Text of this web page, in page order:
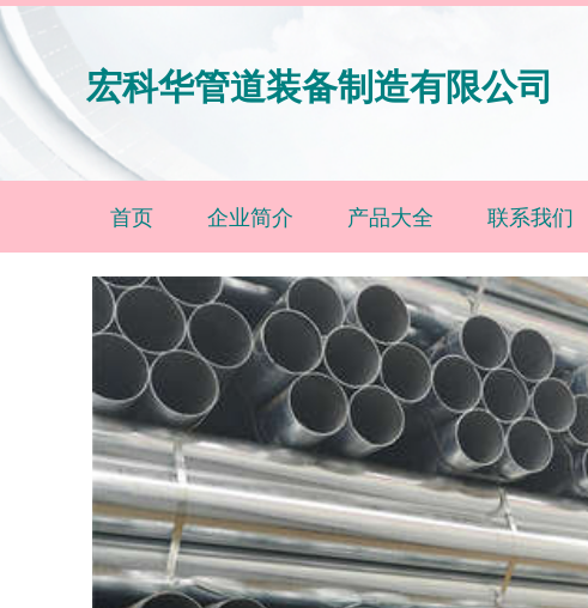
宏科华管道装备制造有限公司
首页 企业简介 产品大全 联系我们